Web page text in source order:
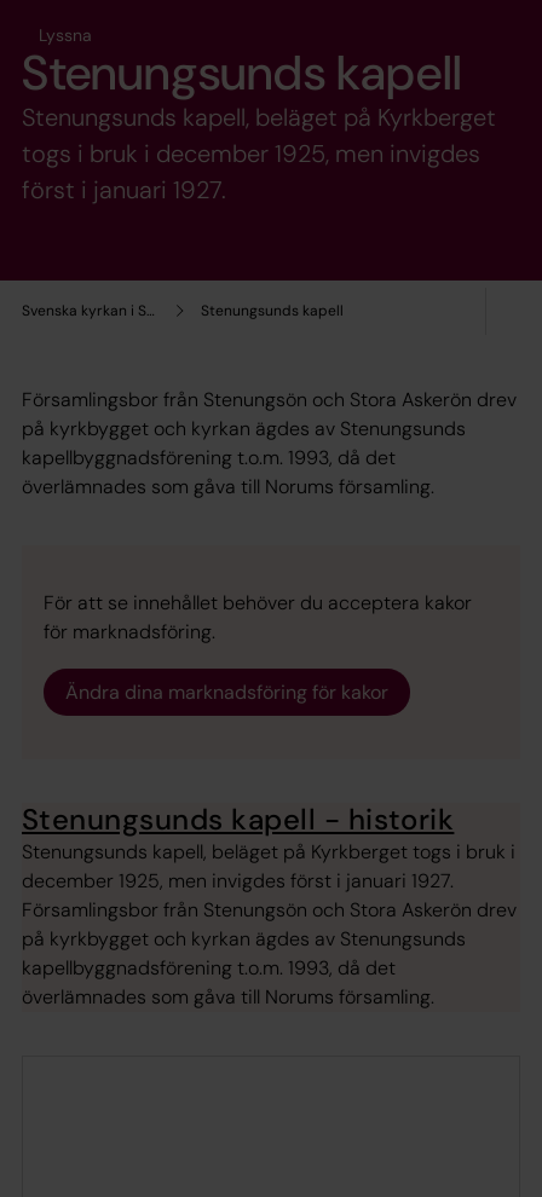
Svenska kyrkan i Stenungsund Stenungsunds kapell
Lyssna
Stenungsunds kapell
Stenungsunds kapell, beläget på Kyrkberget
togs i bruk i december 1925, men invigdes
först i januari 1927.
Församlingsbor från Stenungsön och Stora Askerön drev
på kyrkbygget och kyrkan ägdes av Stenungsunds
kapellbyggnadsförening t.o.m. 1993, då det
överlämnades som gåva till Norums församling.
För att se innehållet behöver du acceptera kakor
för marknadsföring.
Ändra dina marknadsföring för kakor
Stenungsunds kapell - historik
Stenungsunds kapell, beläget på Kyrkberget togs i bruk i
december 1925, men invigdes först i januari 1927.
Församlingsbor från Stenungsön och Stora Askerön drev
på kyrkbygget och kyrkan ägdes av Stenungsunds
kapellbyggnadsförening t.o.m. 1993, då det
överlämnades som gåva till Norums församling.